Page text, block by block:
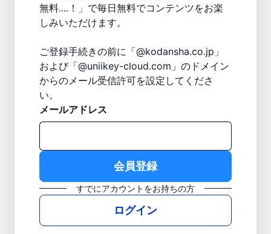
無料....！」で毎日無料でコンテンツをお楽
しみいただけます。
ご登録手続きの前に「@kodansha.co.jp」
および「@uniikey-cloud.com」のドメイン
からのメール受信許可を設定してくださ
い。
メールアドレス
すでにアカウントをお持ちの方